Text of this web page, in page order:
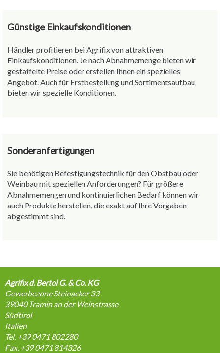
Günstige Einkaufskonditionen
Händler profitieren bei Agrifix von attraktiven
Einkaufskonditionen. Je nach Abnahmemenge bieten wir
gestaffelte Preise oder erstellen Ihnen ein spezielles
Angebot. Auch für Erstbestellung und Sortimentsaufbau
bieten wir spezielle Konditionen.
Sonderanfertigungen
Sie benötigen Befestigungstechnik für den Obstbau oder
Weinbau mit speziellen Anforderungen? Für größere
Abnahmemengen und kontinuierlichen Bedarf können wir
auch Produkte herstellen, die exakt auf Ihre Vorgaben
abgestimmt sind.
Agrifix d. Bertol G. & Co. KG
Gewerbezone Steinacker 33
39040 Tramin an der Weinstrasse
Südtirol
Italien
Tel. +39 0471 802280
Fax. +39 0471 814326